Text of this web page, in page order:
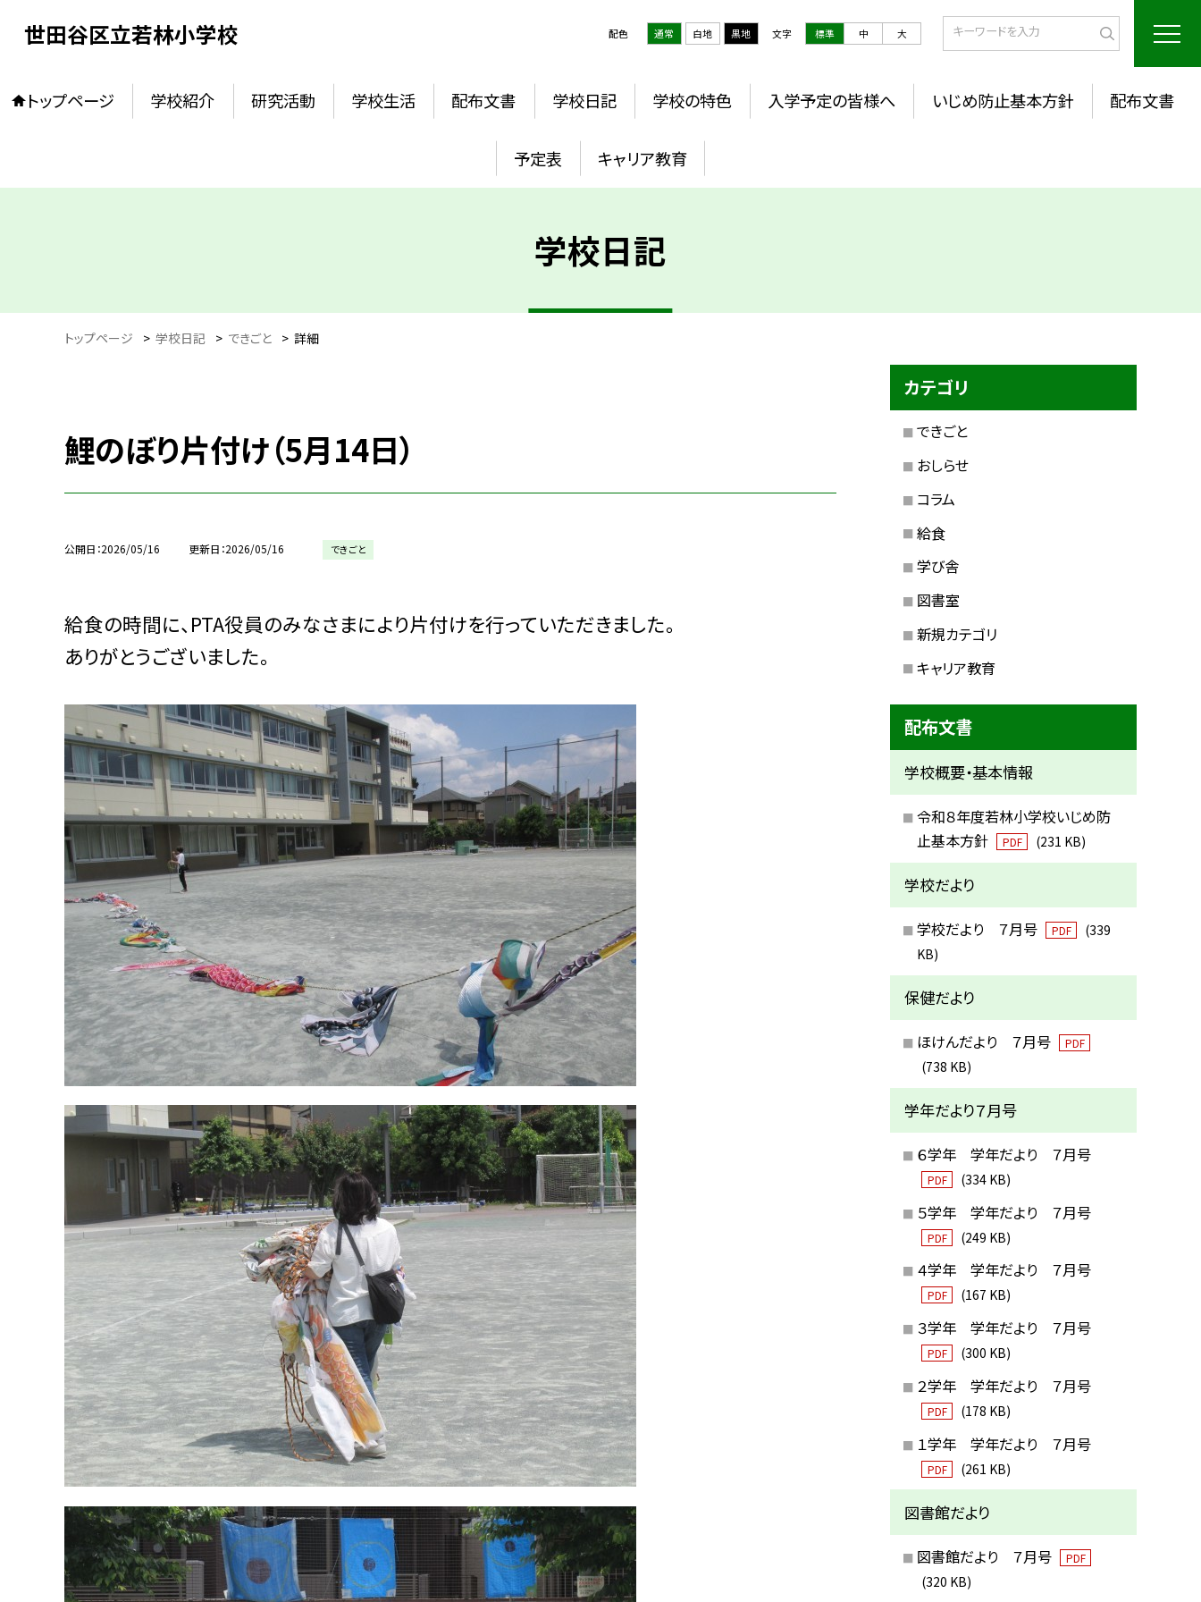
世田谷区立若林小学校 配色 通常 白地 黒地 文字 標準 中 大
トップページ 学校紹介 研究活動 学校生活 配布文書 学校日記 学校の特色 入学予定の皆様へ いじめ防止基本方針 配布文書
予定表 キャリア教育
学校日記
トップページ > 学校日記 > できごと > 詳細
鯉のぼり片付け（5月14日）
公開日 2026/05/16 更新日 2026/05/16 できごと
給食の時間に、PTA役員のみなさまにより片付けを行っていただきました。
ありがとうございました。
カテゴリ
できごと
おしらせ
コラム
給食
学び舎
図書室
新規カテゴリ
キャリア教育
配布文書
学校概要・基本情報
令和８年度若林小学校いじめ防
止基本方針
PDF (231 KB)
学校だより
学校だより ７月号 PDF
(339
KB)
保健だより
ほけんだより ７月号 PDF
(738 KB)
学年だより７月号
６学年 学年だより ７月号
PDF (334 KB)
５学年 学年だより ７月号
PDF (249 KB)
４学年 学年だより ７月号
PDF (167 KB)
３学年 学年だより ７月号
PDF (300 KB)
２学年 学年だより ７月号
PDF (178 KB)
１学年 学年だより ７月号
PDF (261 KB)
図書館だより
図書館だより ７月号 PDF
(320 KB)